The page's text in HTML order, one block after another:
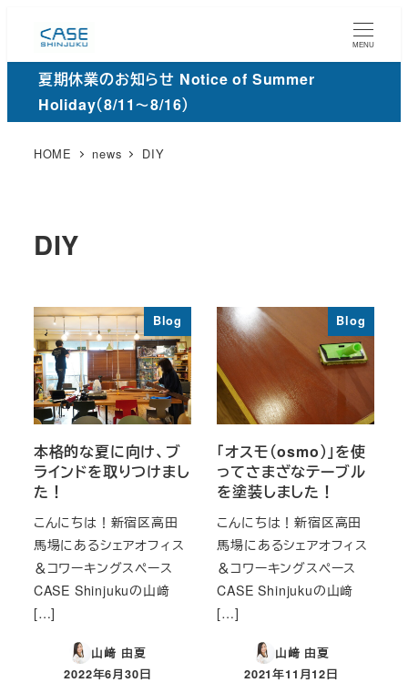
ン
MENU
夏期休業のお知らせ Notice of Summer
Holiday（8/11～8/16）
HOME news DIY
DIY
Blog
本格的な夏に向け、ブ
ラインドを取りつけまし
た！
こんにちは！新宿区高田
馬場にあるシェアオフィス
＆コワーキングスペース
CASE Shinjukuの山﨑
[…]
山﨑 由夏
投稿日
2022年6月30日
Blog
「オスモ（osmo）」を使
ってさまざなテーブル
を塗装しました！
こんにちは！新宿区高田
馬場にあるシェアオフィス
＆コワーキングスペース
CASE Shinjukuの山﨑
[…]
山﨑 由夏
投稿日
2021年11月12日